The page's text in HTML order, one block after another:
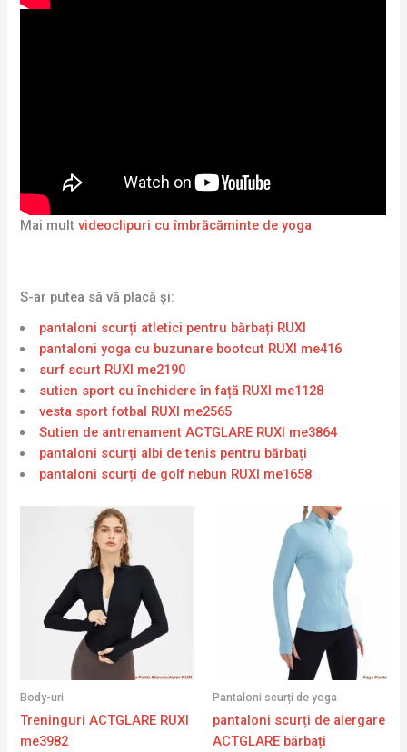
Mai multvideoclipuri cu îmbrăcăminte de yoga
S-ar putea să vă placă și:
pantaloni scurți atletici pentru bărbați RUXI
pantaloni yoga cu buzunare bootcut RUXI me416
surf scurt RUXI me2190
sutien sport cu închidere în față RUXI me1128
vesta sport fotbal RUXI me2565
Sutien de antrenament ACTGLARE RUXI me3864
pantaloni scurți albi de tenis pentru bărbați
pantaloni scurți de golf nebun RUXI me1658
Body-uri
Treninguri ACTGLARE RUXI
me3982
Pantaloni scurți de yoga
pantaloni scurți de alergare
ACTGLARE bărbați